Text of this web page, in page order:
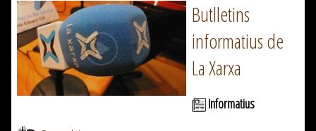
Butlletins
informatius de
La Xarxa
Informatius